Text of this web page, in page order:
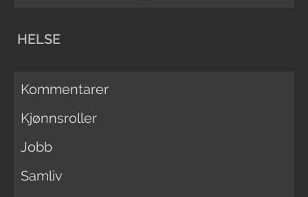
HELSE
Kommentarer
Kjønnsroller
Jobb
Samliv